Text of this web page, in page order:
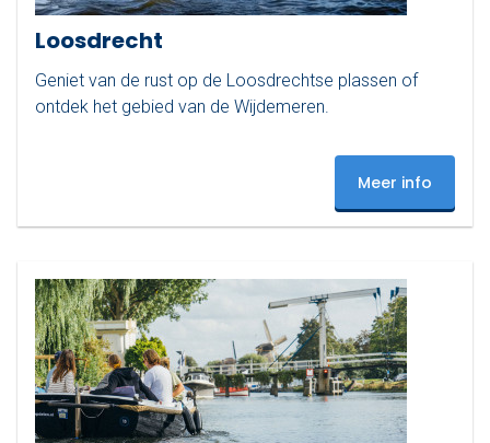
Loosdrecht
Geniet van de rust op de Loosdrechtse plassen of
ontdek het gebied van de Wijdemeren.
Meer info